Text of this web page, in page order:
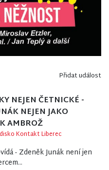
Přidat událost
NEJEN ČETNICKÉ -
NEJEN JAKO
AMBROŽ
Kontakt Liberec
- Zdeněk Junák není jen